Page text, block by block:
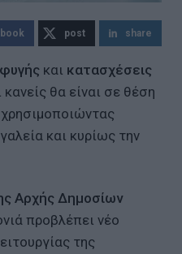
post share
και κατασχέσεις
θα είναι σε θέση
χρησιμοποιώντας
και κυρίως την
Αρχής Δημοσίων
προβλέπει νέο
της